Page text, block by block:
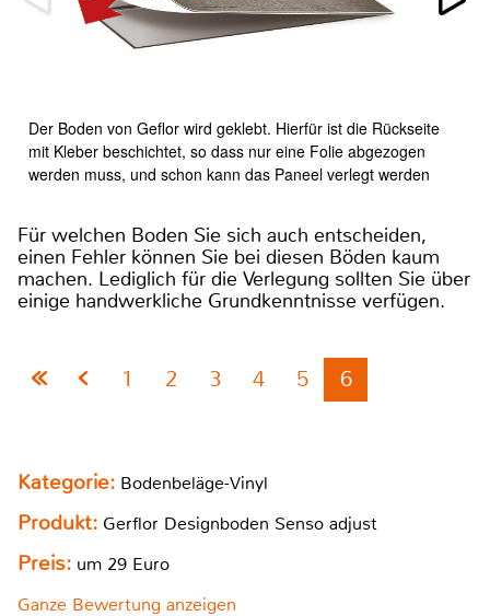
Der Boden von Geflor wird geklebt. Hierfür ist die Rückseite
mit Kleber beschichtet, so dass nur eine Folie abgezogen
werden muss, und schon kann das Paneel verlegt werden
Für welchen Boden Sie sich auch entscheiden,
einen Fehler können Sie bei diesen Böden kaum
machen. Lediglich für die Verlegung sollten Sie über
einige handwerkliche Grundkenntnisse verfügen.
1 2 3 4 5 6
Kategorie: Bodenbeläge-Vinyl
Produkt: Gerflor Designboden Senso adjust
Preis: um 29 Euro
Ganze Bewertung anzeigen